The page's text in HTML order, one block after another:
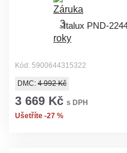
Italux PND-
Kód: 5900644315322
DMC: 4 992 Kč
3 669 Kč s DPH
Ušetříte -27 %